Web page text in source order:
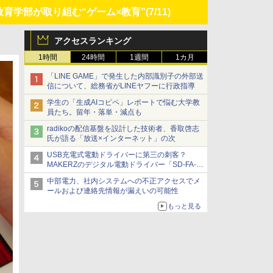
学部が取り組む“ゲーム×教育”(7/11)
アクセスランキング
1時間 24時間 1週間 1カ月
「LINE GAME」で発生した内部識別子の外部送
信について、総務省がLINEヤフーに行政指導
学生の「生成AIコピペ」レポートで悩む大学教
員たち。留年・落単・減点も
radikoの配信基盤を設計した技術者、香取啓志
氏が語る「放送×インターネット」の次
USB充電式電動ドライバーに第三の刺客？
MAKERZのデジタル電動ドライバー「SD-FA-
2000L」を、ベッセル、パナソニックと比較し
てみた 【テレワークグッズ・ミニレビュー 第
165回】
中部電力、社内システムへの不正アクセスでメ
ールおよび連絡先情報が漏えいの可能性
もっと見る